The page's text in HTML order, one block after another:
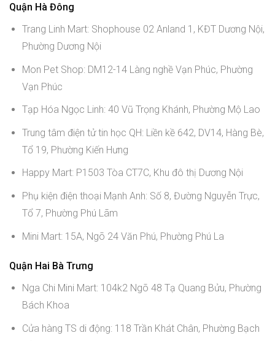
Quận Hà Đông
Trang Linh Mart: Shophouse 02 Anland 1, KĐT Dương Nội,
Phường Dương Nội
Mon Pet Shop: DM12-14 Làng nghề Vạn Phúc, Phường
Vạn Phúc
Tạp Hóa Ngọc Linh: 40 Vũ Trọng Khánh, Phường Mộ Lao
Trung tâm điện tử tin học QH: Liền kề 642, DV14, Hàng Bè,
Tổ 19, Phường Kiến Hưng
Happy Mart: P1503 Tòa CT7C, Khu đô thị Dương Nội
Phụ kiện điện thoại Mạnh Anh: Số 8, Đường Nguyễn Trực,
Tổ 7, Phường Phú Lãm
Mini Mart: 15A, Ngõ 24 Văn Phú, Phường Phú La
Quận Hai Bà Trưng
Nga Chi Mini Mart: 104k2 Ngõ 48 Tạ Quang Bửu, Phường
Bách Khoa
Cửa hàng TS di động: 118 Trần Khát Chân, Phường Bạch